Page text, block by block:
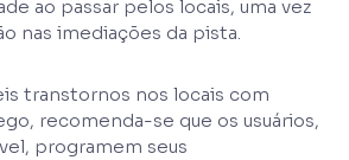
ao passar pelos locais, uma vez
nas imediações da pista.
transtornos nos locais com
recomenda-se que os usuários,
programem seus